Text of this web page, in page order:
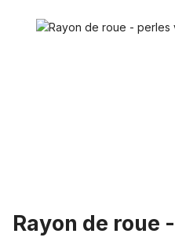
Ignorer la galerie d'images
Rayon de roue